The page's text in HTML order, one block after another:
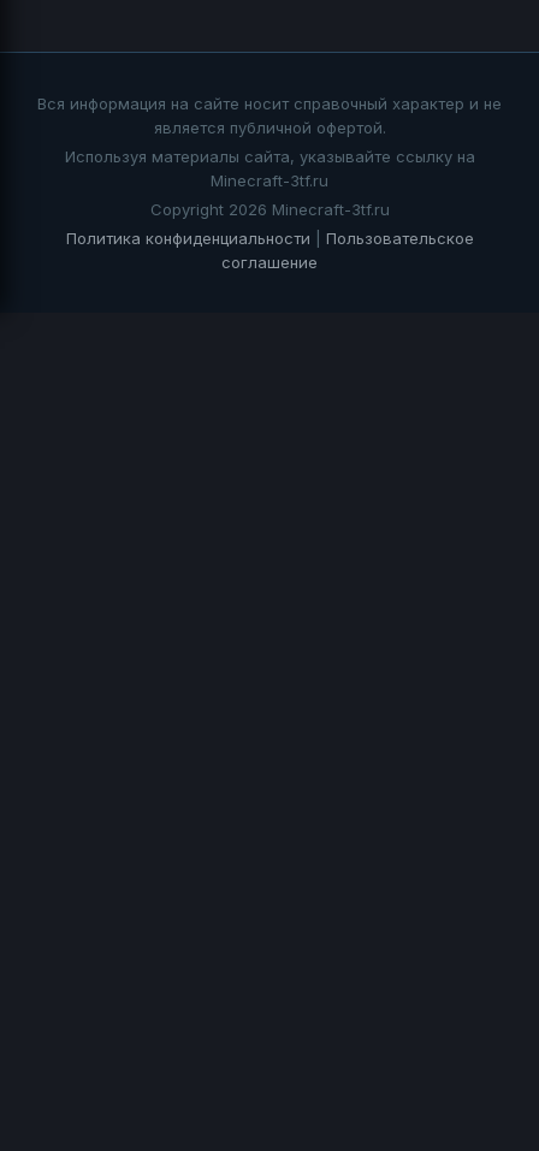
Вся информация на сайте носит справочный характер и не
является публичной офертой.
Используя материалы сайта, указывайте ссылку на
Minecraft-3tf.ru
Copyright 2026 Minecraft-3tf.ru
Политика конфиденциальности
Пользовательское
соглашение